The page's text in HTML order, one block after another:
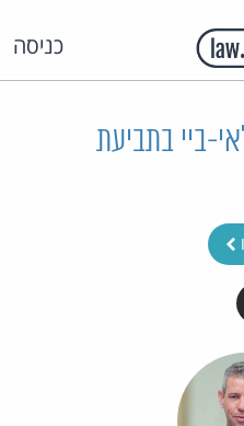
כניסה
ביי בתביעת